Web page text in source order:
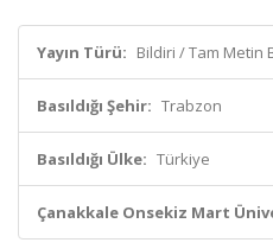
Yayın Türü: Bildiri / Tam Metin
Basıldığı Şehir: Trabzon
Basıldığı Ülke: Türkiye
Çanakkale Onsekiz Mart